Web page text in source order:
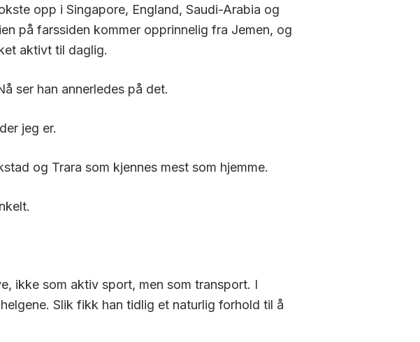
opp i Singapore, England, Saudi-Arabia og
på farssiden kommer opprinnelig fra Jemen, og
aktivt til daglig.
ser han annerledes på det.
jeg er.
og Trara som kjennes mest som hjemme.
ikke som aktiv sport, men som transport. I
Slik fikk han tidlig et naturlig forhold til å